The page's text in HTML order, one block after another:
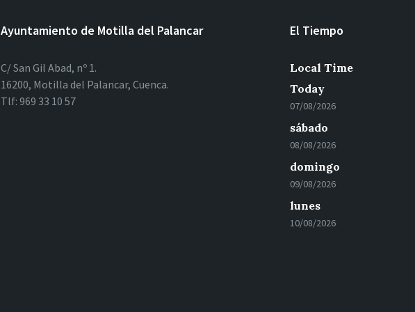
Ayuntamiento de Motilla del Palancar
C/ San Gil Abad, nº 1.
16200, Motilla del Palancar, Cuenca.
Tlf: 969 33 10 57
El Tiempo
Local Time
Today
07/08/2026
sábado
08/08/2026
domingo
09/08/2026
lunes
10/08/2026